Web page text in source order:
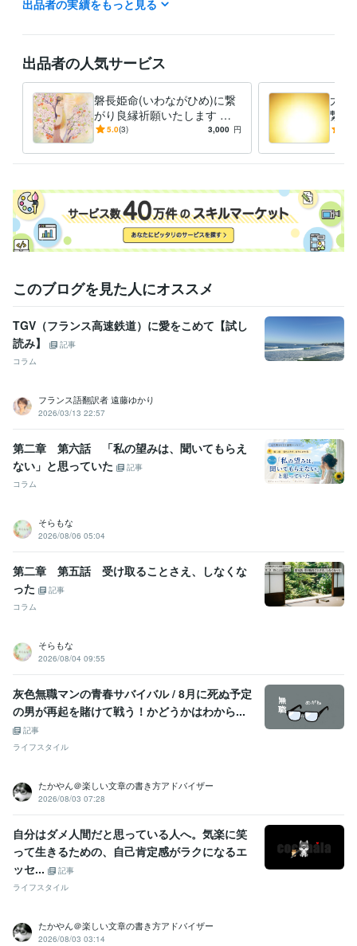
天命・御役目を受けまして御神事をさせていただいております
神と社（やしろ）を復活させていく御神事
神と神を繋げていく御神事
神と人を繋げていく御神事
2022年より本格的に御役目が始まりますので
今後は自粛しながらの営業となります
ブログにて　天より　神々より御神託を記載しておりますので
御覧いただけましたら幸いです
ブログ　→　宇宙意識と未来農業に向かって
天命を受け　2020年11月より
詳しくはブログのプロフィールにて記載しております
御縁をいただけました皆様には心より感謝を統べます
イレギュラーが発生した場合
「正式回答は　〇〇時頃のお届け予定になります」とご連絡致します
出品者の実績をもっと見る
出品者の人気サービス
磐長姫命(いわながひめ)に繋
がり良縁祈願いたします 神
と繋がる霊能者 龍神族の巫
5.0(3) 3,000 円
大い
繋が
神
このブログを見た人にオススメ
TGV（フランス高速鉄道）に愛をこめて【試し
読み】
記事
コラム
フランス語翻訳者 遠藤ゆかり
2026/03/13 22:57
第二章 第六話 「私の望みは、聞いてもらえ
ない」と思っていた
記事
コラム
そらもな
2026/08/06 05:04
第二章 第五話 受け取ることさえ、しなくな
った
記事
コラム
そらもな
2026/08/04 09:55
灰色無職マンの青春サバイバル / 8月に死ぬ予定
の男が再起を賭けて戦う！かどうかはわから...
記事
ライフスタイル
たかやん＠楽しい文章の書き方アドバイザー
2026/08/03 07:28
自分はダメ人間だと思っている人へ。気楽に笑
って生きるための、自己肯定感がラクになるエ
ッセ...
記事
ライフスタイル
たかやん＠楽しい文章の書き方アドバイザー
2026/08/03 03:14